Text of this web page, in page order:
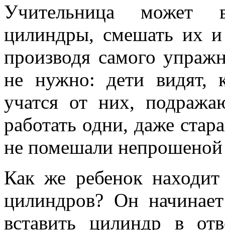
Учительница может
цилиндры, смешать их и
производя самого
не нужно: дети видят,
учатся от них,
работать одни, даже
не помешали
Как же ребенок
цилиндров? Он
вставить цилиндр в